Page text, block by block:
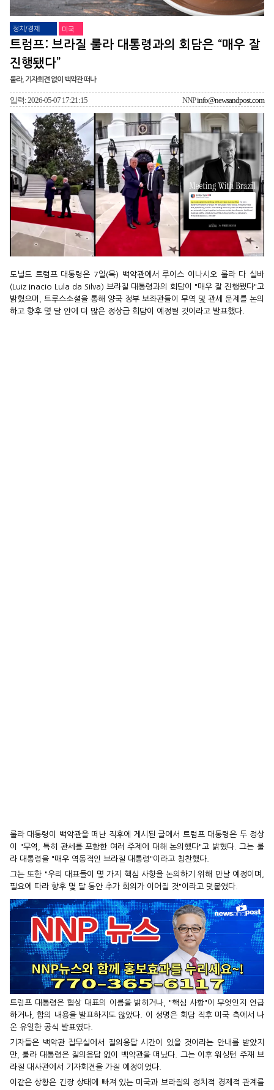
정치/경제 미국
트럼프: 브라질 룰라 대통령과의 회담은 “매우 잘
진행됐다”
룰라, 기자회견 없이 백악관 떠나
입력: 2026-05-07 17:21:15 NNPinfo@newsandpost.com
도널드 트럼프 대통령은 7일(목) 백악관에서 루이스 이나시오 룰라 다 실바
(Luiz Inacio Lula da Silva) 브라질 대통령과의 회담이 "매우 잘 진행됐다"고
밝혔으며, 트루스소셜을 통해 양국 정부 보좌관들이 무역 및 관세 문제를 논의
하고 향후 몇 달 안에 더 많은 정상급 회담이 예정될 것이라고 발표했다.
룰라 대통령이 백악관을 떠난 직후에 게시된 글에서 트럼프 대통령은 두 정상
이 "무역, 특히 관세를 포함한 여러 주제에 대해 논의했다"고 밝혔다. 그는 룰
라 대통령을 "매우 역동적인 브라질 대통령"이라고 칭찬했다.
그는 또한 "우리 대표들이 몇 가지 핵심 사항을 논의하기 위해 만날 예정이며,
필요에 따라 향후 몇 달 동안 추가 회의가 이어질 것"이라고 덧붙였다.
트럼프 대통령은 협상 대표의 이름을 밝히거나, "핵심 사항"이 무엇인지 언급
하거나, 합의 내용을 발표하지도 않았다. 이 성명은 회담 직후 미국 측에서 나
온 유일한 공식 발표였다.
기자들은 백악관 집무실에서 질의응답 시간이 있을 것이라는 안내를 받았지
만, 룰라 대통령은 질의응답 없이 백악관을 떠났다. 그는 이후 워싱턴 주재 브
라질 대사관에서 기자회견을 가질 예정이었다.
이같은 상황은 긴장 상태에 빠져 있는 미국과 브라질의 정치적 경제적 관계를